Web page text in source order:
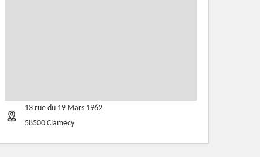
13 rue du 19 Mars 1962
58500 Clamecy